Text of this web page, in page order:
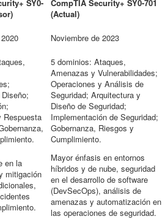
SY0-
CompTIA Security+ SY0-701
(Actual)
Noviembre de 2023
Respuesta
5 dominios: Ataques,
Amenazas y Vulnerabilidades;
Operaciones y Análisis de
Seguridad; Arquitectura y
Diseño de Seguridad;
Implementación de Seguridad;
Gobernanza, Riesgos y
Cumplimiento.
en la
mitigación
Mayor énfasis en entornos
híbridos y de nube, seguridad
en el desarrollo de software
(DevSecOps), análisis de
amenazas y automatización en
las operaciones de seguridad.